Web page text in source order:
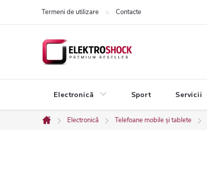
Termeni de utilizare Contacte
Electronică Sport Servicii
Acasă
Electronică Telefoane mobile și tablete